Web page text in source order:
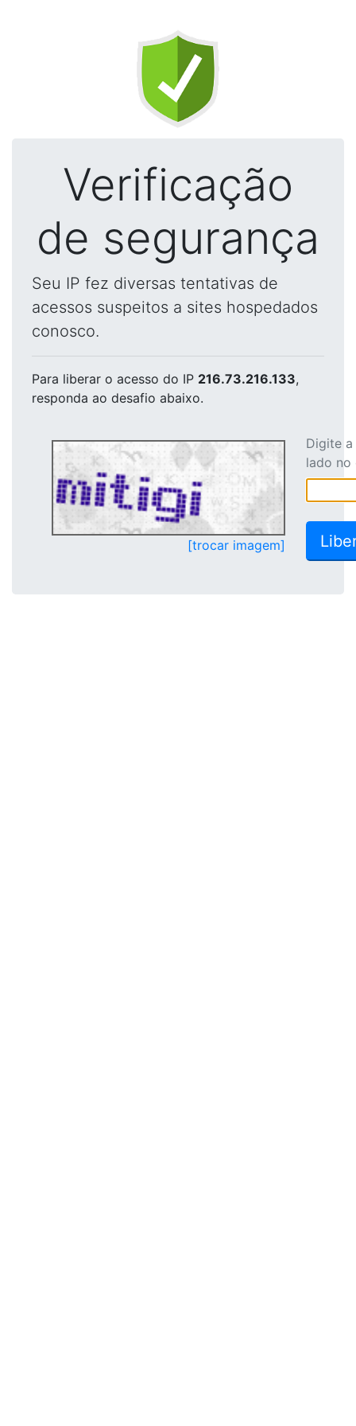
Verificação
de segurança
Seu IP fez diversas tentativas de
acessos suspeitos a sites hospedados
conosco.
Para liberar o acesso do IP 216.73.216.133,
responda ao desafio abaixo.
[trocar imagem]
Digite
lado no